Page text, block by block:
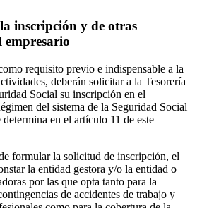
inscripción y de otras
empresario
requisito previo e indispensable a la
deberán solicitar a la Tesorería
Social su inscripción en el
del sistema de la Seguridad Social
en el artículo 11 de este
formular la solicitud de inscripción, el
la entidad gestora y/o la entidad o
por las que opta tanto para la
de accidentes de trabajo y